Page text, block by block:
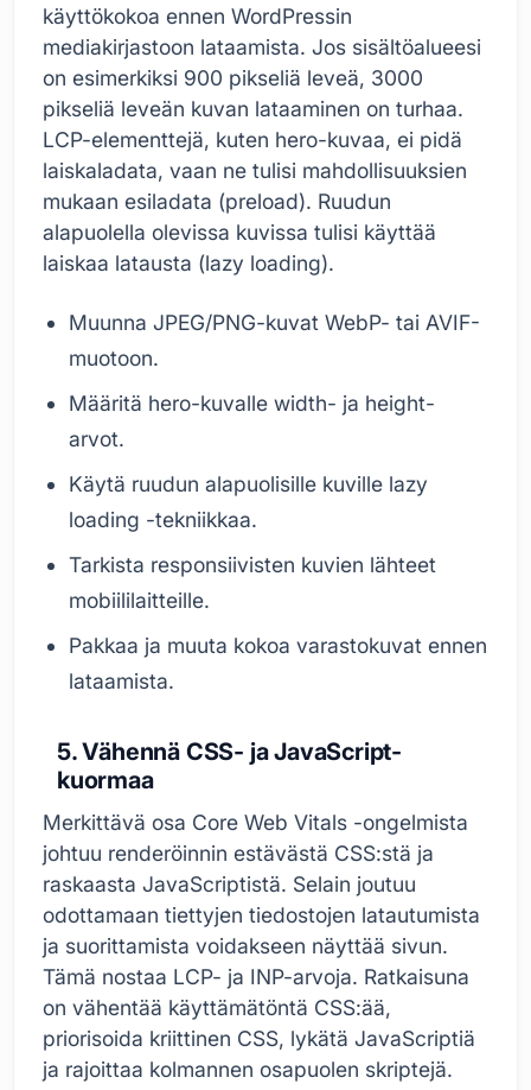
käyttökokoa ennen WordPressin
mediakirjastoon lataamista. Jos sisältöalueesi
on esimerkiksi 900 pikseliä leveä, 3000
pikseliä leveän kuvan lataaminen on turhaa.
LCP-elementtejä, kuten hero-kuvaa, ei pidä
laiskaladata, vaan ne tulisi mahdollisuuksien
mukaan esiladata (preload). Ruudun
alapuolella olevissa kuvissa tulisi käyttää
laiskaa latausta (lazy loading).
Muunna JPEG/PNG-kuvat WebP- tai AVIF-
muotoon.
Määritä hero-kuvalle width- ja height-
arvot.
Käytä ruudun alapuolisille kuville lazy
loading -tekniikkaa.
Tarkista responsiivisten kuvien lähteet
mobiililaitteille.
Pakkaa ja muuta kokoa varastokuvat ennen
lataamista.
5. Vähennä CSS- ja JavaScript-
kuormaa
Merkittävä osa Core Web Vitals -ongelmista
johtuu renderöinnin estävästä CSS:stä ja
raskaasta JavaScriptistä. Selain joutuu
odottamaan tiettyjen tiedostojen latautumista
ja suorittamista voidakseen näyttää sivun.
Tämä nostaa LCP- ja INP-arvoja. Ratkaisuna
on vähentää käyttämätöntä CSS:ää,
priorisoida kriittinen CSS, lykätä JavaScriptiä
ja rajoittaa kolmannen osapuolen skriptejä.